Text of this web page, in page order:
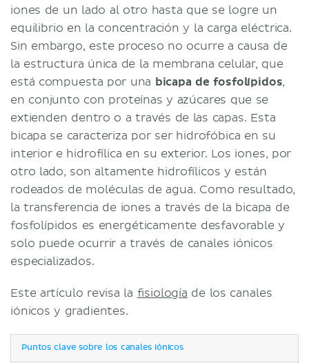
iones de un lado al otro hasta que se logre un
equilibrio en la concentración y la carga eléctrica.
Sin embargo, este proceso no ocurre a causa de
la estructura única de la membrana celular, que
está compuesta por una bicapa de fosfolípidos,
en conjunto con proteínas y azúcares que se
extienden dentro o a través de las capas. Esta
bicapa se caracteriza por ser hidrofóbica en su
interior e hidrofílica en su exterior. Los iones, por
otro lado, son altamente hidrofílicos y están
rodeados de moléculas de agua. Como resultado,
la transferencia de iones a través de la bicapa de
fosfolípidos es energéticamente desfavorable y
solo puede ocurrir a través de canales iónicos
especializados.
Este artículo revisa la fisiología de los canales
iónicos y gradientes.
Puntos clave sobre los canales iónicos